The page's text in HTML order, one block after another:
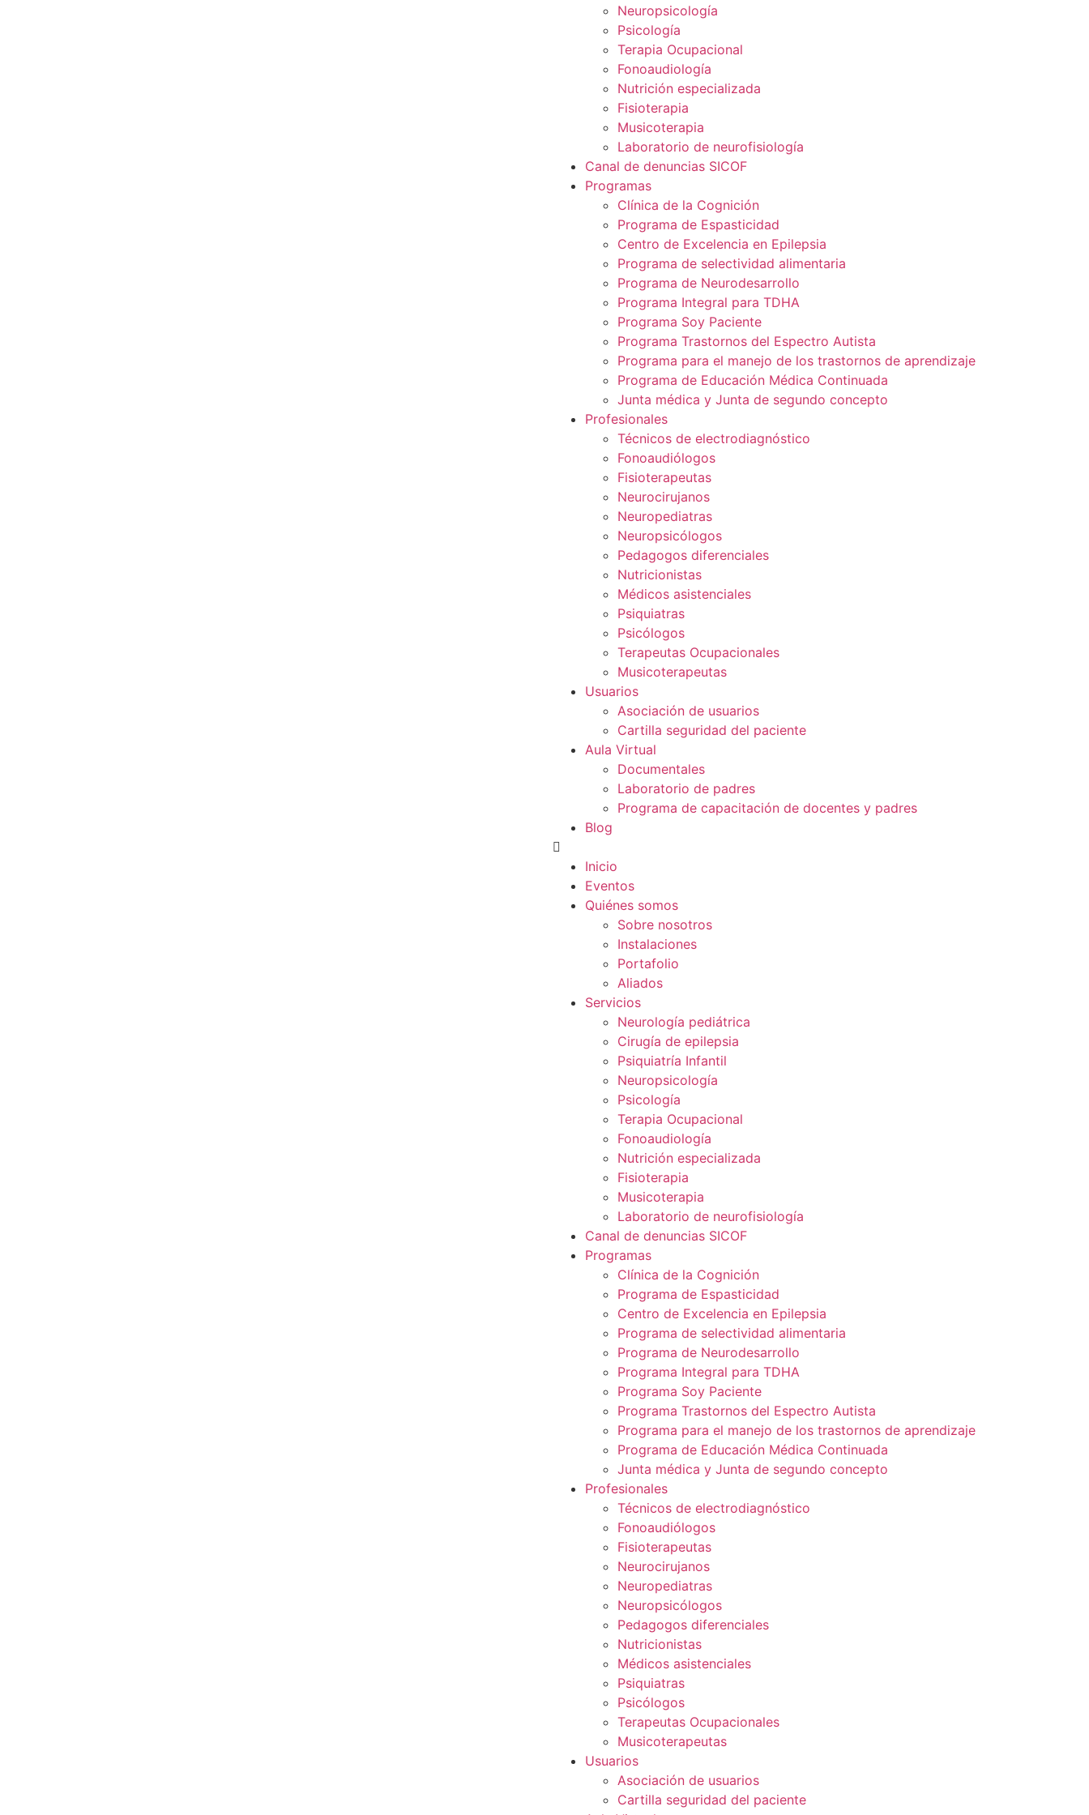
Neuropsicología
Psicología
Terapia Ocupacional
Fonoaudiología
Nutrición especializada
Fisioterapia
Musicoterapia
Laboratorio de neurofisiología
Canal de denuncias SICOF
Programas
Clínica de la Cognición
Programa de Espasticidad
Centro de Excelencia en Epilepsia
Programa de selectividad alimentaria
Programa de Neurodesarrollo
Programa Integral para TDHA
Programa Soy Paciente
Programa Trastornos del Espectro Autista
Programa para el manejo de los trastornos de aprendizaje
Programa de Educación Médica Continuada
Junta médica y Junta de segundo concepto
Profesionales
Técnicos de electrodiagnóstico
Fonoaudiólogos
Fisioterapeutas
Neurocirujanos
Neuropediatras
Neuropsicólogos
Pedagogos diferenciales
Nutricionistas
Médicos asistenciales
Psiquiatras
Psicólogos
Terapeutas Ocupacionales
Musicoterapeutas
Usuarios
Asociación de usuarios
Cartilla seguridad del paciente
Aula Virtual
Documentales
Laboratorio de padres
Programa de capacitación de docentes y padres
Blog
Inicio
Eventos
Quiénes somos
Sobre nosotros
Instalaciones
Portafolio
Aliados
Servicios
Neurología pediátrica
Cirugía de epilepsia
Psiquiatría Infantil
Neuropsicología
Psicología
Terapia Ocupacional
Fonoaudiología
Nutrición especializada
Fisioterapia
Musicoterapia
Laboratorio de neurofisiología
Canal de denuncias SICOF
Programas
Clínica de la Cognición
Programa de Espasticidad
Centro de Excelencia en Epilepsia
Programa de selectividad alimentaria
Programa de Neurodesarrollo
Programa Integral para TDHA
Programa Soy Paciente
Programa Trastornos del Espectro Autista
Programa para el manejo de los trastornos de aprendizaje
Programa de Educación Médica Continuada
Junta médica y Junta de segundo concepto
Profesionales
Técnicos de electrodiagnóstico
Fonoaudiólogos
Fisioterapeutas
Neurocirujanos
Neuropediatras
Neuropsicólogos
Pedagogos diferenciales
Nutricionistas
Médicos asistenciales
Psiquiatras
Psicólogos
Terapeutas Ocupacionales
Musicoterapeutas
Usuarios
Asociación de usuarios
Cartilla seguridad del paciente